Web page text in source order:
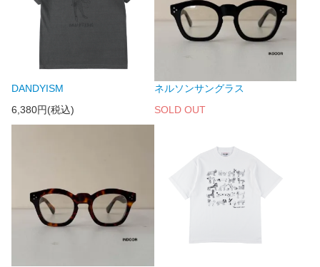
DANDYISM
6,380円(税込)
ネルソンサングラス
SOLD OUT